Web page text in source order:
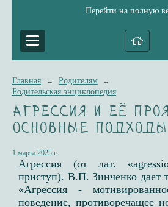
Перейти на полную
Главная → Родителям →
Родительская энциклопедия
Агрессия и её
основные
1 марта 2025 г.
Агрессия (от лат.
приступ)​. В.П. Зинченко дает
«Агрессия -
поведение, противоречащее